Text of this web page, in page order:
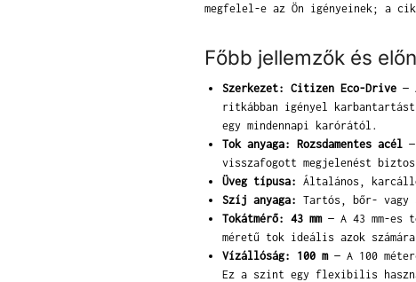
megfelel-e az Ön igényeinek; a
Főbb jellemzők és
Szerkezet: Citizen Eco-Drive—
ritkábban igényel karbantartást
egy mindennapi karórától.
Tok anyaga: Rozsdamentes acél—
visszafogott megjelenést
Üveg típusa: Általános,
Szíj anyaga: Tartós, bőr- vagy
Tokátmérő: 43 mm— A 43 mm-es
méretű tok ideális azok
Vízállóság: 100 m— A 100
Ez a szint egy flexibilis